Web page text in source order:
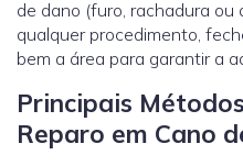
de dano (furo, rachadura
qualquer procedimento,
bem a área para garantir a
Principais
Reparo em Cano